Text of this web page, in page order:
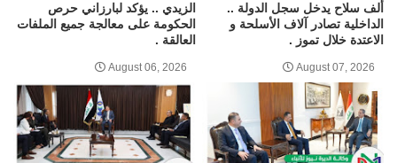
ألف سلاح يدخل سجل الدولة ..
الداخلية تصادر آلاف الأسلحة و
الاعتدة خلال تموز .
August 07, 2026
الزيدي .. يؤكد لبارزاني حرص
الحكومة على معالجة جميع الملفات
العالقة .
August 06, 2026